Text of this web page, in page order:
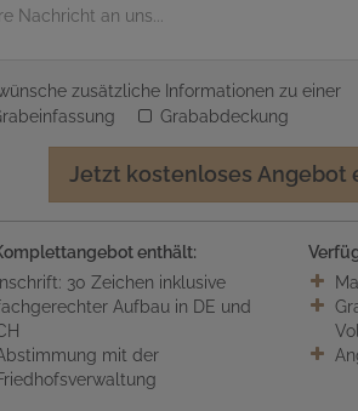
zusätzliche Informationen zu einer
Grababdeckung
Jetzt kostenloses Angebot
enthält:
Inschrift: 30 Zeichen inklusive
Aufbau in DE und
mit der